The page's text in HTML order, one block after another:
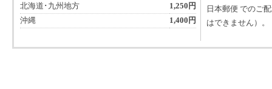
北海道･九州地方
1,250円
沖縄
1,400円
日本郵便 でのご
はできません）。